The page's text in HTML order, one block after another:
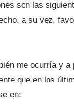
son las
a su vez,
me ocurría y a
que en los
en: